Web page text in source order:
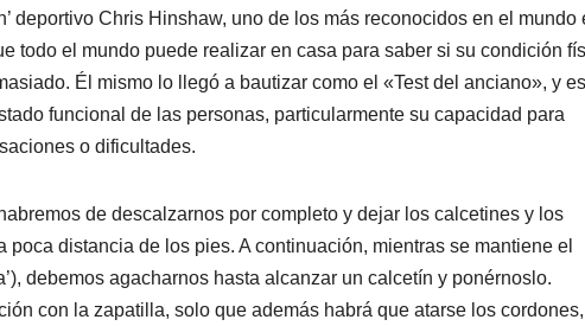
deportivo Chris Hinshaw, uno de los más reconocidos en el mundo
todo el mundo puede realizar en casa para saber si su condición
Él mismo lo llegó a bautizar como el «Test del anciano», y
funcional de las personas, particularmente su capacidad para
o dificultades.
de descalzarnos por completo y dejar los calcetines y los
distancia de los pies. A continuación, mientras se mantiene el
debemos agacharnos hasta alcanzar un calcetín y ponérnoslo.
con la zapatilla, solo que además habrá que atarse los cordones,